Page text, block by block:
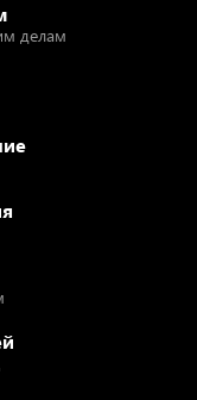
делам